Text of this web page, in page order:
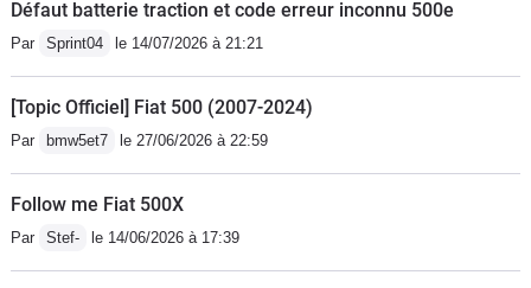
Défaut batterie traction et code erreur inconnu 500e
Par Sprint04 le 14/07/2026 à 21:21
[Topic Officiel] Fiat 500 (2007-2024)
Par bmw5et7 le 27/06/2026 à 22:59
Follow me Fiat 500X
Par Stef- le 14/06/2026 à 17:39